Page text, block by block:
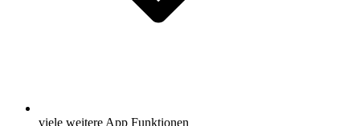
viele weitere App Funktionen